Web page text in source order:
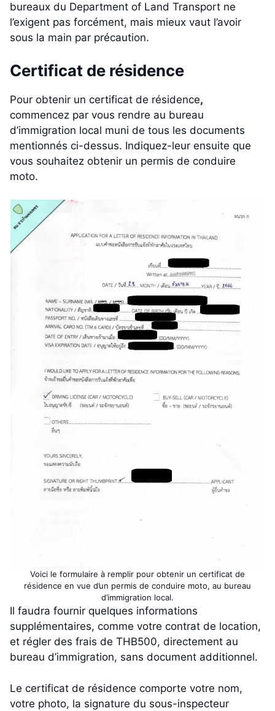
bureaux du Department of Land Transport ne
l’exigent pas forcément, mais mieux vaut l’avoir
sous la main par précaution.
Certificat de résidence
Pour obtenir un certificat de résidence,
commencez par vous rendre au bureau
d’immigration local muni de tous les documents
mentionnés ci-dessus. Indiquez-leur ensuite que
vous souhaitez obtenir un permis de conduire
moto.
Voici le formulaire à remplir pour obtenir un certificat de
résidence en vue d’un permis de conduire moto, au bureau
d’immigration local.
Il faudra fournir quelques informations
supplémentaires, comme votre contrat de location,
et régler des frais de THB500, directement au
bureau d’immigration, sans document additionnel.
Le certificat de résidence comporte votre nom,
votre photo, la signature du sous-inspecteur